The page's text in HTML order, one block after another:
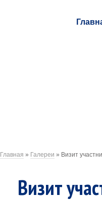
Главная » Галереи » Визит
Визит